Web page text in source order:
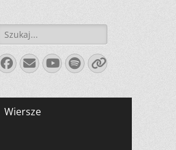
Szukaj:
Facebook
E-
mail
YouTube
Spotify
Link
Wiersze